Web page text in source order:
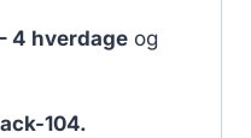
4 hverdage og
104.